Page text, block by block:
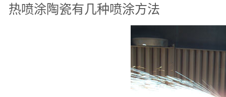
热喷涂陶瓷有几种喷涂方法